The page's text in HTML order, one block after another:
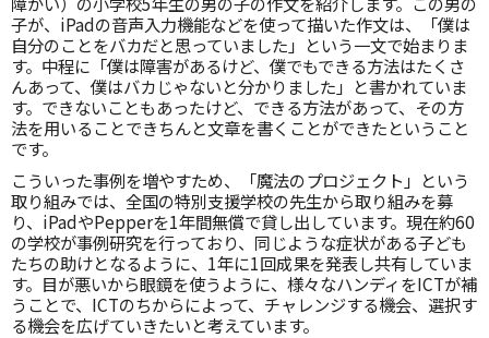
子が、iPadの音声入力機能などを使って描いた作文は、「僕は
自分のことをバカだと思っていました」という一文で始まりま
す。中程に「僕は障害があるけど、僕でもできる方法はたくさ
んあって、僕はバカじゃないと分かりました」と書かれていま
す。できないこともあったけど、できる方法があって、その方
法を用いることできちんと文章を書くことができたということ
です。
こういった事例を増やすため、「魔法のプロジェクト」という
取り組みでは、全国の特別支援学校の先生から取り組みを募
り、iPadやPepperを1年間無償で貸し出しています。現在約60
の学校が事例研究を行っており、同じような症状がある子ども
たちの助けとなるように、1年に1回成果を発表し共有していま
す。目が悪いから眼鏡を使うように、様々なハンディをICTが補
うことで、ICTのちからによって、チャレンジする機会、選択す
る機会を広げていきたいと考えています。